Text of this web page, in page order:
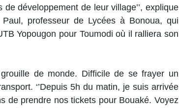
développement de leur village’’, explique
professeur de Lycées à Bonoua, qui
Yopougon pour Toumodi où il ralliera son
de monde. Difficile de se frayer un
‘’Depuis 5h du matin, je suis arrivée
de prendre nos tickets pour Bouaké. Voyez